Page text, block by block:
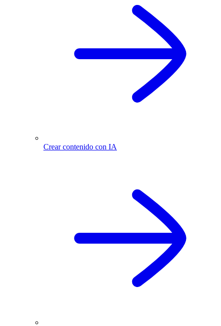
Crear contenido con IA